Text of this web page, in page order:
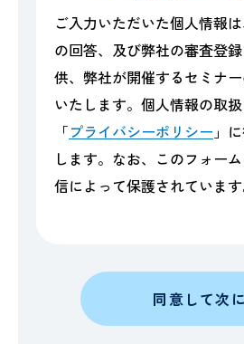
ご入力いただいた個人情報
の回答、及び弊社の審査登
供、弊社が開催するセミナ
いたします。個人情報の取扱
「プライバシーポリシー 」
します。なお、このフォー
信によって保護されています
同意して次